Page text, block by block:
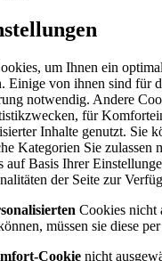
um Ihnen ein
Einige von ihnen sind für
notwendig. Andere
für
Inhalte genutzt. Sie
Kategorien Sie zulassen
auf Basis Ihrer
der Seite zur
Cookies nicht
müssen sie diese
Cookie nicht